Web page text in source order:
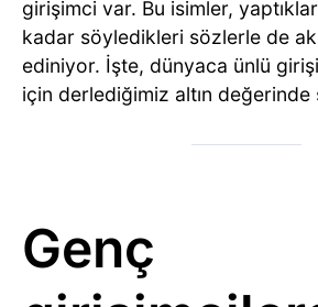
girişimci var. Bu isimler,
kadar söyledikleri sözlerle de
ediniyor. İşte, dünyaca ünlü
için derlediğimiz altın
Genç